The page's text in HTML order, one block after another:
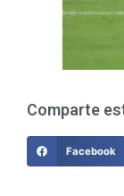
Comparte
Facebook